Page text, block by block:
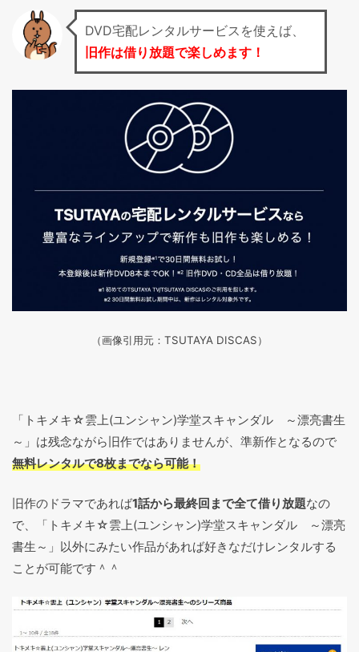
DVD宅配レンタルサービスを使えば、
旧作は借り放題で楽しめます！
（画像引用元：TSUTAYA DISCAS）
「トキメキ☆雲上(ユンシャン)学堂スキャンダル ～漂亮書生
～」は残念ながら旧作ではありませんが、準新作となるので
無料レンタルで8枚までなら可能！
旧作のドラマであれば1話から最終回まで全て借り放題なの
で、「トキメキ☆雲上(ユンシャン)学堂スキャンダル ～漂亮
書生～」以外にみたい作品があれば好きなだけレンタルする
ことが可能です＾＾